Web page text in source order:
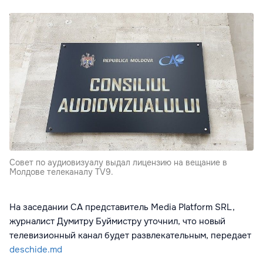
Совет по аудиовизуалу выдал лицензию на вещание в
Молдове телеканалу TV9.
На заседании СА представитель Media Platform SRL,
журналист Думитру Буймистру уточнил, что новый
телевизионный канал будет развлекательным, передает
deschide.md